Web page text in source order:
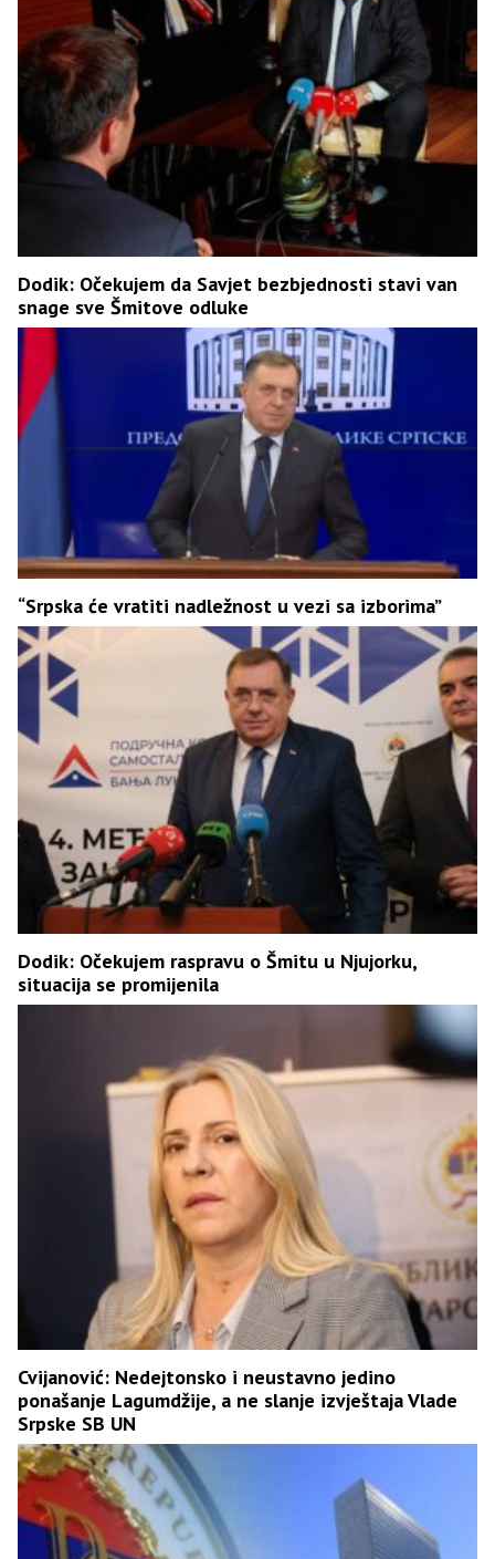
Dodik: Očekujem da Savjet bezbjednosti stavi van
snage sve Šmitove odluke
“Srpska će vratiti nadležnost u vezi sa izborima”
Dodik: Očekujem raspravu o Šmitu u Njujorku,
situacija se promijenila
Cvijanović: Nedejtonsko i neustavno jedino
ponašanje Lagumdžije, a ne slanje izvještaja Vlade
Srpske SB UN